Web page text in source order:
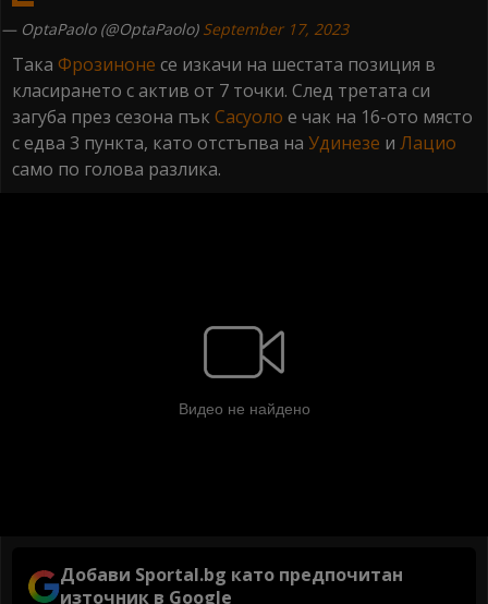
— OptaPaolo (@OptaPaolo) September 17, 2023
Така Фрозиноне се изкачи на шестата позиция в
класирането с актив от 7 точки. След третата си
загуба през сезона пък Сасуоло е чак на 16-ото място
с едва 3 пункта, като отстъпва на Удинезе и Лацио
само по голова разлика.
Добави Sportal.bg като предпочитан
източник в Google